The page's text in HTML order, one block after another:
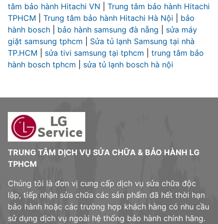
tâm bảo hành Hitachi VN
Trung tâm bảo hành Hitachi
TPHCM
Trung tâm bảo hành Hitachi Hà Nội
bảo
hành bosch
bảo hành samsung đà nẵng
sửa máy
giặt samsung tphcm
Sửa tủ lạnh Samsung tại nhà
TP.HCM
sửa tivi samsung tại tphcm
trung tâm bảo
hành bosch tphcm
sửa tủ lạnh bosch hà nội
TRUNG TÂM DỊCH VỤ SỬA CHỮA & BẢO HÀNH LG
TPHCM
Chúng tôi là đơn vị cung cấp dịch vụ sửa chữa độc
lập, tiếp nhận sửa chữa các sản phẩm đã hết thời hạn
bảo hành hoặc các trường hợp khách hàng có nhu cầu
sử dụng dịch vụ ngoài hệ thống bảo hành chính hãng.